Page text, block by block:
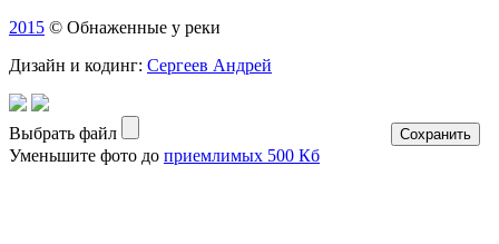
2015 © Обнаженные у реки
Дизайн и кодинг: Сергеев Андрей
Выбрать файл
Уменьшите фото до приемлимых 500 Кб